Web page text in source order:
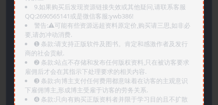
9.如果购买后发现资源链接失效或其他疑问,请联系客服
QQ:2690565141或是微信客服:ywb386!
警告:⚠️可能有些资源远超资料原定价,购买请三思,如非必
要,请勿冲动消费.
➊️ 条款:请支持正版软件及图书。肯定和感激作者及发行
商的社会贡献.
➋️ 条款:站点不存储和发布任何版权资料,只在被访客要求
雇佣后才会在其指示下处理要求的相关内容.
➌️ 条款:向博主支付任何费用都意味着在访客的主观意识
下雇佣博主,形成博主受雇于访客的劳务关系.
➍️ 条款:只向有购买正版资料者并限于学习目的且不扩散